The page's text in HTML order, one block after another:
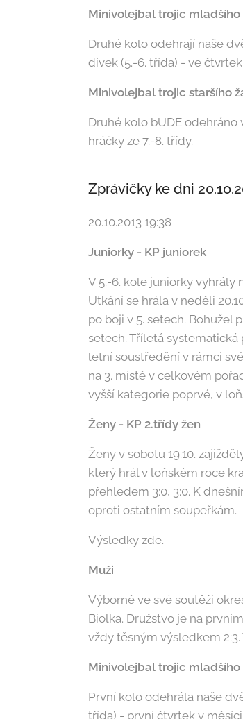
Minivolejbal trojic mladšího
Druhé kolo odehrají naše
dívek (5.-6. třída) - ve čtvrtek
Minivolejbal trojic staršího
Druhé kolo bUDE odehráno
hráčky ze 7.-8. třídy.
Zprávičky ke dni
20.10.2013 19:38
Juniorky - KP juniorek
V 5.-6. kole juniorky vyhrály
Utkání se hrála v neděli
po boji v 5. setech. Bohužel
setech. Tříletá
letní soustředění v rámci
na 3. místě v celkovém
vyšší kategorie poprvé, v
Ženy - KP 2.třídy žen
Ženy v sobotu 19.10.
který hrál v loňském roce
přehledem 3:0, 3:0. K
oproti ostatním soupeřkám.
Výsledky zde.
Muži
Výborně ve své soutěži
Biolka. Družstvo je na
vždy těsným výsledkem
Minivolejbal trojic mladšího
První kolo odehrála naše
třída) - první čtvrtek v